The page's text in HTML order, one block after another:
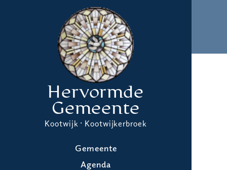
Hervormde
Gemeente
Kootwijk · Kootwijkerbroek
Gemeente
Agenda